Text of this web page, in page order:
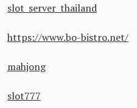
slot server thailand
https://www.bo-bistro.net/
mahjong
slot777